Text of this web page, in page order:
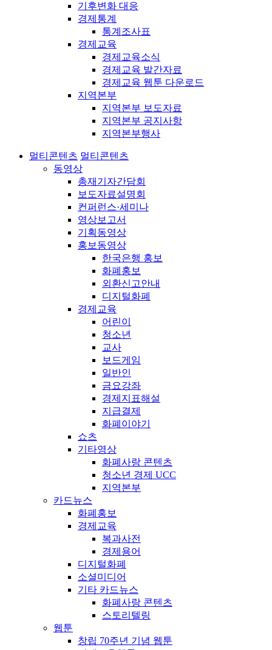
기후변화 대응
경제통계
통계조사표
경제교육
경제교육소식
경제교육 발간자료
경제교육 웹툰 다운로드
지역본부
지역본부 보도자료
지역본부 공지사항
지역본부행사
멀티콘텐츠 멀티콘텐츠
동영상
총재기자간담회
보도자료설명회
컨퍼런스·세미나
영상보고서
기획동영상
홍보동영상
한국은행 홍보
화폐홍보
외환신고안내
디지털화폐
경제교육
어린이
청소년
교사
보드게임
일반인
금요강좌
경제지표해설
지급결제
화폐이야기
쇼츠
기타영상
화폐사랑 콘텐츠
청소년 경제 UCC
지역본부
카드뉴스
화폐홍보
경제교육
복과사전
경제용어
디지털화폐
소셜미디어
기타 카드뉴스
화폐사랑 콘텐츠
스토리텔링
웹툰
창립 70주년 기념 웹툰